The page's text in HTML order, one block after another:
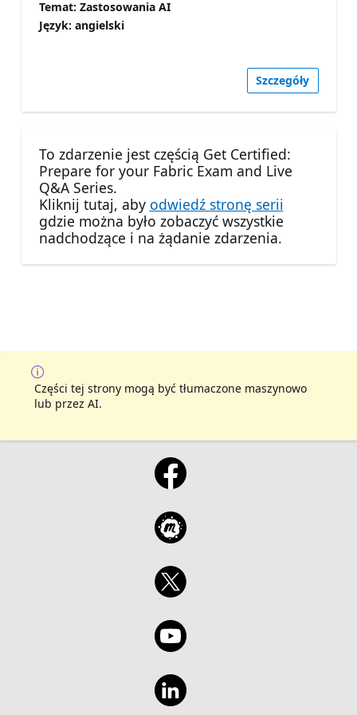
Temat: Zastosowania AI
Język: angielski
Szczegóły
To zdarzenie jest częścią Get Certified:
Prepare for your Fabric Exam and Live
Q&A Series.
Kliknij tutaj, aby odwiedź stronę serii
gdzie można było zobaczyć wszystkie
nadchodzące i na żądanie zdarzenia.
Części tej strony mogą być tłumaczone maszynowo
lub przez AI.